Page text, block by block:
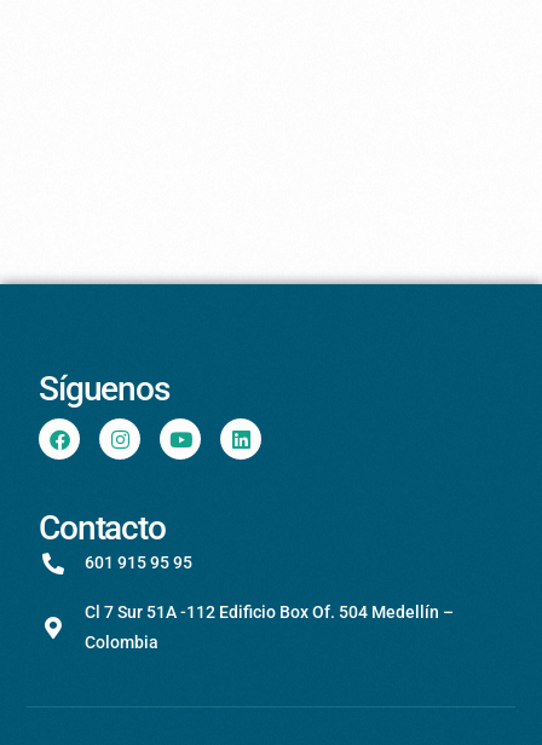
Síguenos
Contacto
601 915 95 95
Cl 7 Sur 51A -112 Edificio Box Of. 504 Medellín –
Colombia